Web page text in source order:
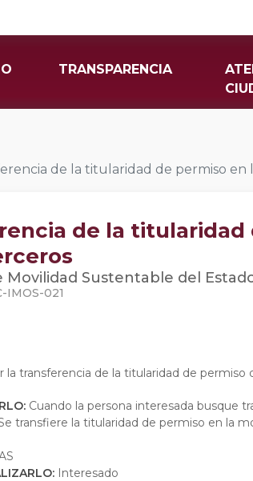
TRANSPARENCIA
de la titularidad de permiso
de la
Sustentable del
IMOS-021
la transferencia de la titularidad de permiso
Cuando la persona interesada busque
transfiere la titularidad de permiso en la
Interesado